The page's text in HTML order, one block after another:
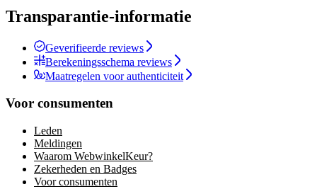
Transparantie-informatie
Geverifieerde reviews
Berekeningsschema reviews
Maatregelen voor authenticiteit
Voor consumenten
Leden
Meldingen
Waarom WebwinkelKeur?
Zekerheden en Badges
Voor consumenten